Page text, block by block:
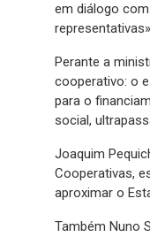
em diálogo
Perante a
cooperativo: o
para o
social,
Joaquim
Cooperativas,
aproximar o
Também Nuno